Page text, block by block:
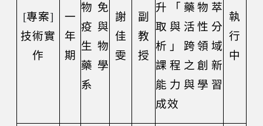
[專案]
技術實
作
一
年
期
物免
疫與
生物
藥學
系
謝
佳
雯
副
教
授
升「藥物萃
取與活性分
析」跨領域
課程之創新
能力與學習
成效
執
行
中